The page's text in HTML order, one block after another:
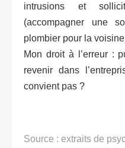
intrusions et
(accompagner une
plombier pour la
Mon droit à l’erreur :
revenir dans
convient pas ?
Source : extraits de